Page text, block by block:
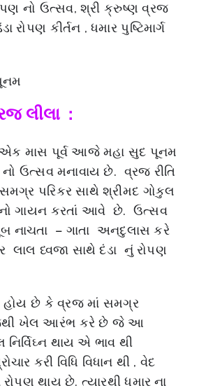
નો ઉત્સવ, શ્રી ક્રુષ્ણ વ્રજ
રોપણ કીર્તન , ધમાર પુષ્ટિમાર્ગ
લીલા :
એક માસ પૂર્વ આજે મહા સુદ પૂનમ
નો ઉત્સવ મનાવાય છે. વ્રજ રીતિ
પરિકર સાથે શ્રીમદ ગોકુલ
ગાયન કરતાં આવે છે. ઉત્સવ
નાચતા – ગાતા અનદુલાસ કરે
લાલ ધ્વજા સાથે દંડા નું રોપણ
છે કે વ્રજ માં સમગ્ર
ખેલ આરંભ કરે છે જે આ
નિર્વિઘ્ન થાય એ ભાવ થી
કરી વિધિ વિધાન થી , વેદ
રોપણ થાય છે. ત્યારથી ધમાર ના